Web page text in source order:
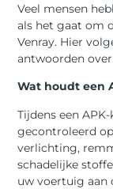
Veel mensen
als het gaat om
Venray. Hier
antwoorden
Wat houdt een
Tijdens een
gecontroleerd
verlichting,
schadelijke
uw voertuig aan